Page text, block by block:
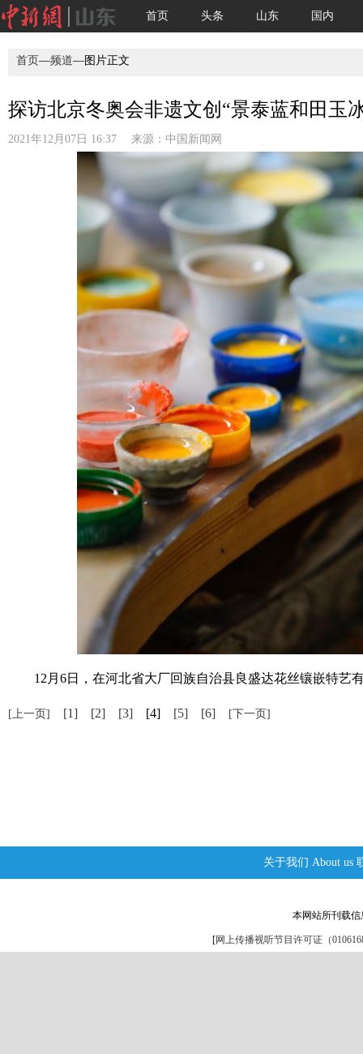
首页 头条 山东 国内
首页—频道—图片正文
探访北京冬奥会非遗文创“景泰蓝和田玉
2021年12月07日 16:37 来源： 中国新闻网
12月6日，在河北省大厂回族自治县良盛达花丝镶嵌特艺有
[上一页] [1] [2] [3] [4] [5] [6] [下一页]
关于我们 About us
本网站所刊载
[网上传播视听节目许可证（